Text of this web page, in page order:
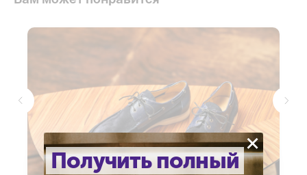
Получить полный
×